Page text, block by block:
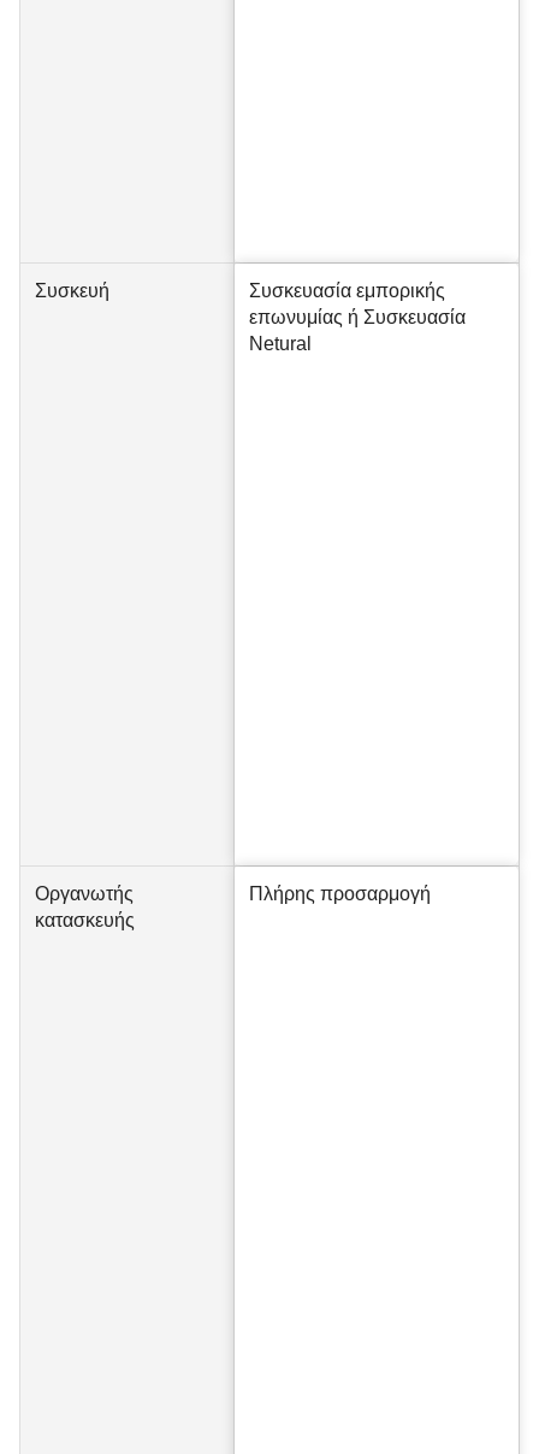
Συσκευή
Συσκευασία εμπορικής
επωνυμίας ή Συσκευασία
Netural
Οργανωτής
κατασκευής
Πλήρης προσαρμογή